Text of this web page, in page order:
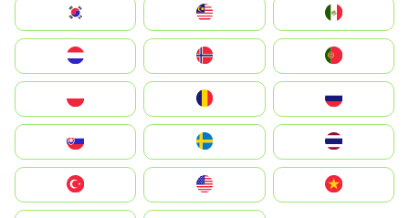
South Korea
United States